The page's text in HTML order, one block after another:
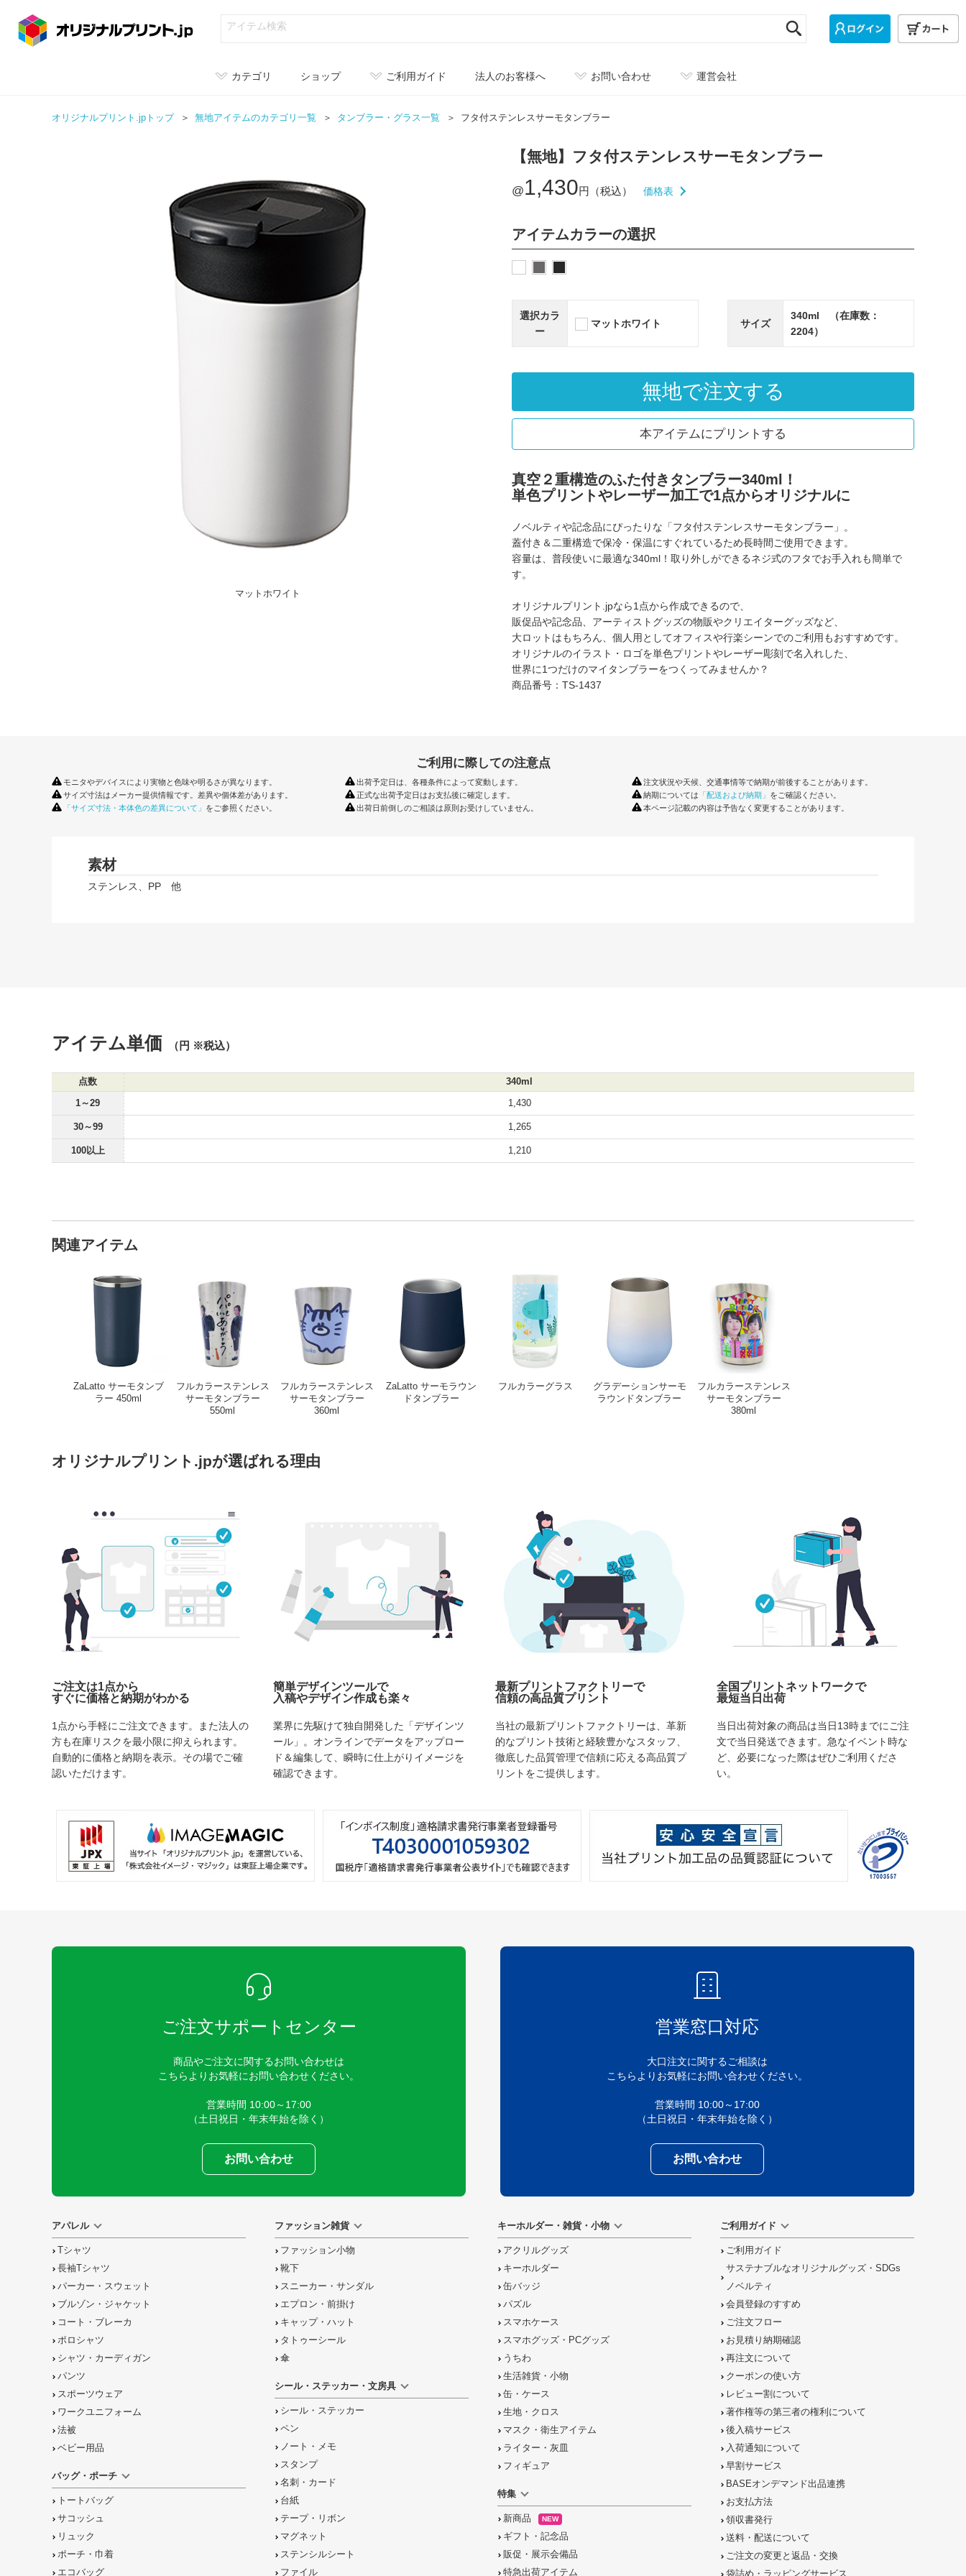
カテゴリ ショップ ご利用ガイド 法人のお客様へ お問い合わせ 運営会社
オリジナルプリント.jpトップ 無地アイテムのカテゴリ一覧 タンブラー・グラス一覧 フタ付ステンレスサーモタンブラー
マットホワイト
【無地】フタ付ステンレスサーモタンブラー
@1,430円（税込） 価格表
アイテムカラーの選択
選択カラ
ー
マットホワイト サイズ
340ml （在庫数：
2204）
無地で注文する
本アイテムにプリントする
真空２重構造のふた付きタンブラー340ml！
単色プリントやレーザー加工で1点からオリジナルに
ノベルティや記念品にぴったりな「フタ付ステンレスサーモタンブラー」。
蓋付き＆二重構造で保冷・保温にすぐれているため長時間ご使用できます。
容量は、普段使いに最適な340ml！取り外しができるネジ式のフタでお手入れも簡単で
す。
オリジナルプリント.jpなら1点から作成できるので、
販促品や記念品、アーティストグッズの物販やクリエイターグッズなど、
大ロットはもちろん、個人用としてオフィスや行楽シーンでのご利用もおすすめです。
オリジナルのイラスト・ロゴを単色プリントやレーザー彫刻で名入れした、
世界に1つだけのマイタンブラーをつくってみませんか？
商品番号：TS-1437
ご利用に際しての注意点
モニタやデバイスにより実物と色味や明るさが異なります。
サイズ寸法はメーカー提供情報です。差異や個体差があります。
「サイズ寸法・本体色の差異について」 をご参照ください。
出荷予定日は、各種条件によって変動します。
正式な出荷予定日はお支払後に確定します。
出荷日前倒しのご相談は原則お受けしていません。
注文状況や天候、交通事情等で納期が前後することがあります。
納期については 「配送および納期」 をご確認ください。
本ページ記載の内容は予告なく変更することがあります。
素材
ステンレス、PP 他
アイテム単価 （円 ※税込）
点数 340ml
1～29 1,430
30～99 1,265
100以上 1,210
関連アイテム
ZaLatto サーモタンブ
ラー 450ml
フルカラーステンレス
サーモタンブラー
550ml
フルカラーステンレスサーモタンブラー 550ml
フルカラーステンレス
サーモタンブラー
360ml
フルカラーステンレスサーモタンブラー 360ml
ZaLatto サーモラウン
ドタンブラー
ZaLatto サーモラウンドタンブラー
フルカラーグラス
フルカラーグラス
グラデーションサーモ
ラウンドタンブラー
フルカラーステンレス
サーモタンブラー
380ml
オリジナルプリント.jpが選ばれる理由
ご注文は1点から
すぐに価格と納期がわかる
1点から手軽にご注文できます。また法人の
方も在庫リスクを最小限に抑えられます。
自動的に価格と納期を表示。その場でご確
認いただけます。
簡単デザインツールで
入稿やデザイン作成も楽々
業界に先駆けて独自開発した「デザインツ
ール」。オンラインでデータをアップロー
ド＆編集して、瞬時に仕上がりイメージを
確認できます。
最新プリントファクトリーで
信頼の高品質プリント
当社の最新プリントファクトリーは、革新
的なプリント技術と経験豊かなスタッフ、
徹底した品質管理で信頼に応える高品質プ
リントをご提供します。
全国プリントネットワークで
最短当日出荷
当日出荷対象の商品は当日13時までにご注
文で当日発送できます。急なイベント時な
ど、必要になった際はぜひご利用くださ
い。
ご注文サポートセンター
商品やご注文に関するお問い合わせは
こちらよりお気軽にお問い合わせください。
営業時間 10:00～17:00
（土日祝日・年末年始を除く）
お問い合わせ
営業窓口対応
大口注文に関するご相談は
こちらよりお気軽にお問い合わせください。
営業時間 10:00～17:00
（土日祝日・年末年始を除く）
お問い合わせ
アパレル
Tシャツ
長袖Tシャツ
パーカー・スウェット
ブルゾン・ジャケット
コート・ブレーカ
ポロシャツ
シャツ・カーディガン
パンツ
スポーツウェア
ワークユニフォーム
法被
ベビー用品
バッグ・ポーチ
トートバッグ
サコッシュ
リュック
ポーチ・巾着
エコバッグ
ファッション雑貨
ファッション小物
靴下
スニーカー・サンダル
エプロン・前掛け
キャップ・ハット
タトゥーシール
傘
シール・ステッカー・文房具
シール・ステッカー
ペン
ノート・メモ
スタンプ
名刺・カード
台紙
テープ・リボン
マグネット
ステンシルシート
ファイル
キーホルダー・雑貨・小物
アクリルグッズ
キーホルダー
缶バッジ
パズル
スマホケース
スマホグッズ・PCグッズ
うちわ
生活雑貨・小物
缶・ケース
生地・クロス
マスク・衛生アイテム
ライター・灰皿
フィギュア
特集
新商品 NEW
ギフト・記念品
販促・展示会備品
特急出荷アイテム
ご利用ガイド
ご利用ガイド
サステナブルなオリジナルグッズ・SDGs
ノベルティ
会員登録のすすめ
ご注文フロー
お見積り納期確認
再注文について
クーポンの使い方
レビュー割について
著作権等の第三者の権利について
後入稿サービス
入荷通知について
早割サービス
BASEオンデマンド出品連携
お支払方法
領収書発行
送料・配送について
ご注文の変更と返品 ・ 交換
袋詰め・ラッピングサービス